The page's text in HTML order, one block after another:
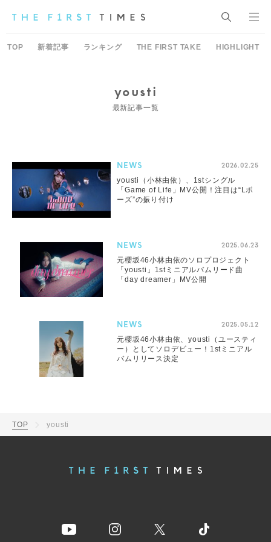
TOP 新着記事 ランキング THE FIRST TAKE HIGHLIGHT
yousti
最新記事一覧
NEWS 2026.02.25
yousti（小林由依）、1stシングル
「Game of Life」MV公開！注目は“Lポ
ーズ”の振り付け
NEWS 2025.06.23
元櫻坂46小林由依のソロプロジェクト
「yousti」1stミニアルバムリード曲
「day dreamer」MV公開
NEWS 2025.05.12
元櫻坂46小林由依、yousti（ユースティ
ー）としてソロデビュー！1stミニアル
バムリリース決定
TOP yousti